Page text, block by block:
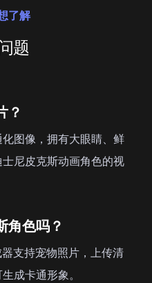
了解
题
？
图像，拥有大眼睛、鲜
尼皮克斯动画角色的视
角色吗？
支持宠物照片，上传清
成卡通形象。